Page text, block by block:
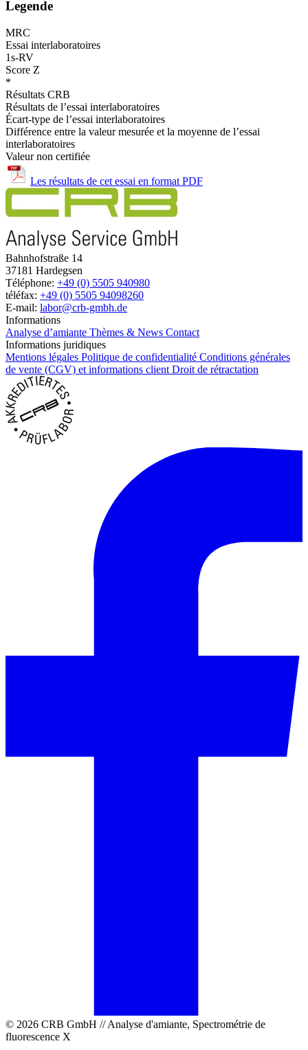
Legende
MRC
Essai interlaboratoires
1s-RV
Score Z
*
Résultats CRB
Résultats de l’essai interlaboratoires
Écart-type de l’essai interlaboratoires
Différence entre la valeur mesurée et la moyenne de l’essai
interlaboratoires
Valeur non certifiée
Les résultats de cet essai en format PDF
Bahnhofstraße 14
37181 Hardegsen
Téléphone: +49 (0) 5505 940980
téléfax: +49 (0) 5505 94098260
E-mail: labor@crb-gmbh.de
Informations
Analyse d’amiante Thèmes & News Contact
Informations juridiques
Mentions légales Politique de confidentialité Conditions générales
de vente (CGV) et informations client Droit de rétractation
© 2026 CRB GmbH // Analyse d'amiante, Spectrométrie de
fluorescence X